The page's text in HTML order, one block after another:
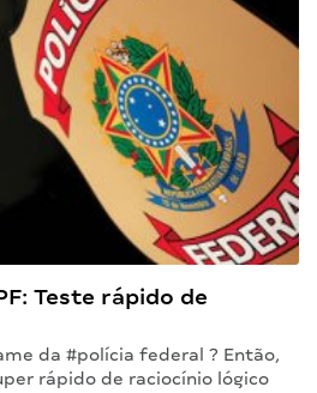
Teste rápido de
da #polícia federal ? Então,
rápido de raciocínio lógico